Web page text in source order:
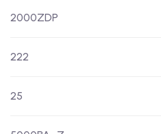
2000ZDP
222
25